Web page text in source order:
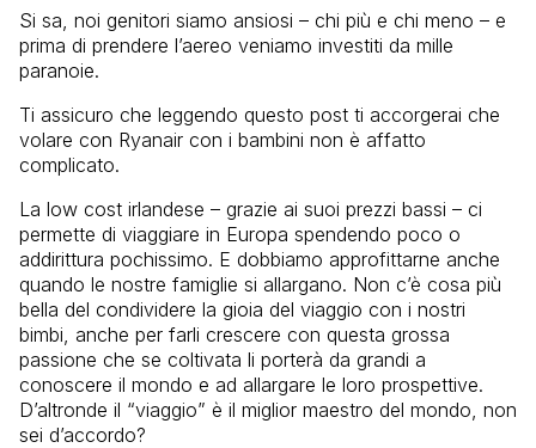
Si sa, noi genitori siamo ansiosi – chi più e chi meno – e
prima di prendere l’aereo veniamo investiti da mille
paranoie.
Ti assicuro che leggendo questo post ti accorgerai che
volare con Ryanair con i bambini non è affatto
complicato.
La low cost irlandese – grazie ai suoi prezzi bassi – ci
permette di viaggiare in Europa spendendo poco o
addirittura pochissimo. E dobbiamo approfittarne anche
quando le nostre famiglie si allargano. Non c’è cosa più
bella del condividere la gioia del viaggio con i nostri
bimbi, anche per farli crescere con questa grossa
passione che se coltivata li porterà da grandi a
conoscere il mondo e ad allargare le loro prospettive.
D’altronde il “viaggio” è il miglior maestro del mondo, non
sei d’accordo?